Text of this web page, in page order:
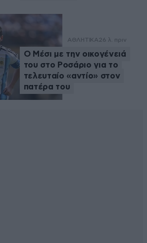
ΑΘΛΗΤΙΚΑ26 λ. πριν
Ο Μέσι με την οικογένειά
του στο Ροσάριο για το
τελευταίο «αντίο» στον
πατέρα του